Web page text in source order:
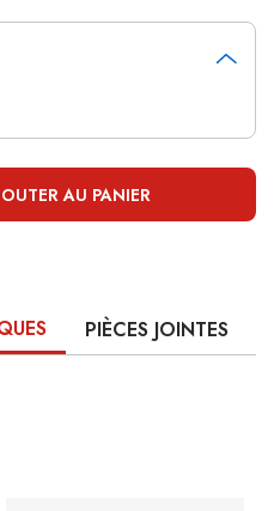
AU PANIER
PIÈCES JOINTES